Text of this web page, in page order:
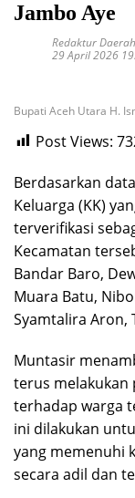
Jambo Aye
Redaktur Daerah
29 April 2026
Bupati Aceh Utara H.
Post Views:
Berdasarkan
Keluarga (KK)
terverifikasi
Kecamatan
Bandar Baro,
Muara Batu,
Syamtalira Aron,
Muntasir
terus melakukan
terhadap warga
ini dilakukan
yang memenuhi
secara adil dan